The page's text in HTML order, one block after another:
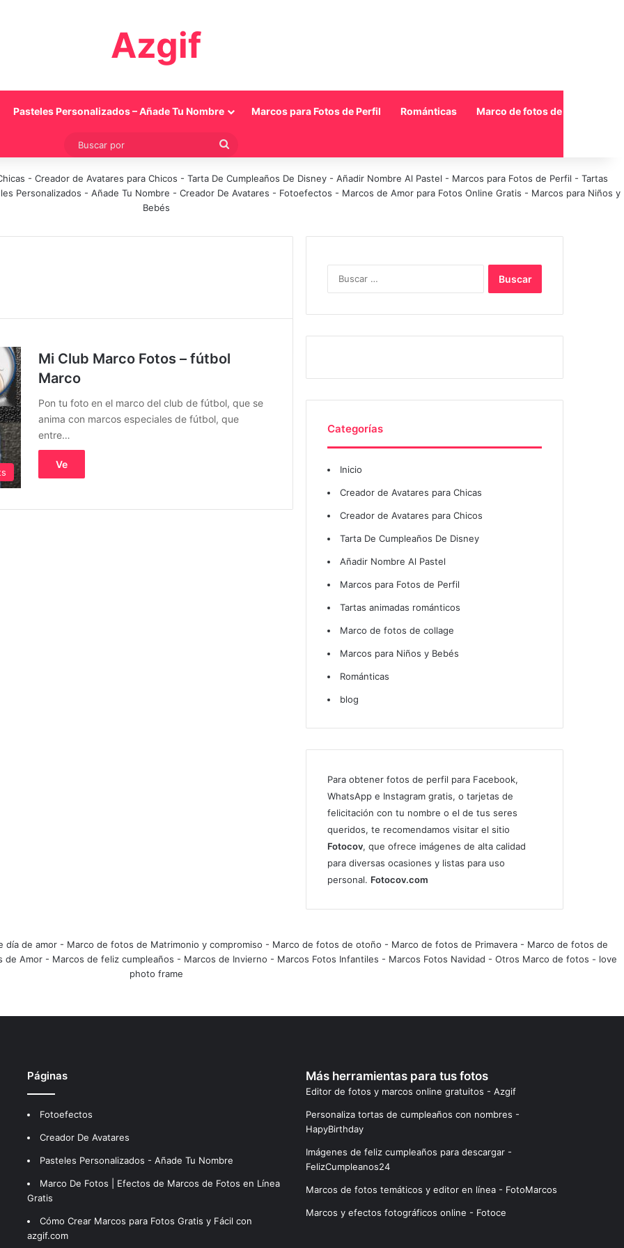
Azgif
Pasteles Personalizados – Añade Tu Nombre Marcos para Fotos de Perfil Románticas Marco de fotos de collage
Buscar
- Creador de Avatares para Chicos - Tarta De Cumpleaños De Disney - Añadir Nombre Al Pastel - Marcos para Fotos de Perfil - Tartas
Personalizados - Añade Tu Nombre - Creador De Avatares - Fotoefectos - Marcos de Amor para Fotos Online Gratis - Marcos para Niños y
Bebés
Mi Club Marco Fotos – fútbol
Marco
Pon tu foto en el marco del club de fútbol, que se
anima con marcos especiales de fútbol, que
entre…
Ve
Categorías
Inicio
Creador de Avatares para Chicas
Creador de Avatares para Chicos
Tarta De Cumpleaños De Disney
Añadir Nombre Al Pastel
Marcos para Fotos de Perfil
Tartas animadas románticos
Marco de fotos de collage
Marcos para Niños y Bebés
Románticas
blog
Para obtener fotos de perfil para Facebook,
WhatsApp e Instagram gratis, o tarjetas de
felicitación con tu nombre o el de tus seres
queridos, te recomendamos visitar el sitio
Fotocov, que ofrece imágenes de alta calidad
para diversas ocasiones y listas para uso
personal. Fotocov.com
día de amor - Marco de fotos de Matrimonio y compromiso - Marco de fotos de otoño - Marco de fotos de Primavera - Marco de fotos de
de Amor- Marcos de feliz cumpleaños - Marcos de Invierno - Marcos Fotos Infantiles - Marcos Fotos Navidad - Otros Marco de fotos - love
photo frame
Páginas
Fotoefectos
Creador De Avatares
Pasteles Personalizados - Añade Tu Nombre
Marco De Fotos | Efectos de Marcos de Fotos en Línea
Gratis
Cómo Crear Marcos para Fotos Gratis y Fácil con
azgif.com
Más herramientas para tus fotos
Editor de fotos y marcos online gratuitos - Azgif
Personaliza tortas de cumpleaños con nombres -
HapyBirthday
Imágenes de feliz cumpleaños para descargar -
FelizCumpleanos24
Marcos de fotos temáticos y editor en línea - FotoMarcos
Marcos y efectos fotográficos online - Fotoce